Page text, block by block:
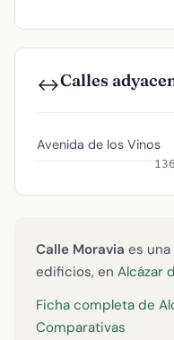
↔️Calles
Avenida de los Vinos
Calle Moravia es
edificios, en Alcázar
Ficha completa de
Comparativas